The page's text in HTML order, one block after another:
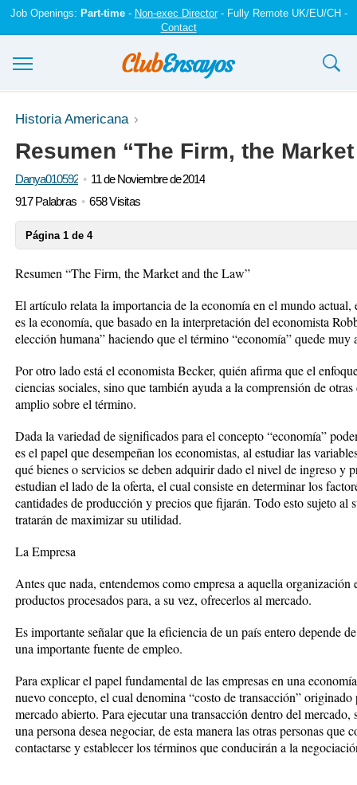
Job Openings: Part-time- Non-exec Director- Fully Remote UK/EU/CH -
Contact
Ensayos y trabajos
Registrarse
Iniciar sesión
Historia Americana
Resumen “The Firm, the
Danya010592
11 de Noviembre de 2014
917 Palabras
658 Visitas
Página 1 de 4
Resumen “The Firm, the Market and the Law”
El artículo relata la importancia de la economía en el mundo
es la economía, que basado en la interpretación del economista
elección humana” haciendo que el término “economía” quede
Por otro lado está el economista Becker, quién afirma que el
ciencias sociales, sino que también ayuda a la comprensión de
amplio sobre el término.
Dada la variedad de significados para el concepto “economía”
es el papel que desempeñan los economistas, al estudiar las
qué bienes o servicios se deben adquirir dado el nivel de ingreso y
estudian el lado de la oferta, el cual consiste en determinar los
cantidades de producción y precios que fijarán. Todo esto sujeto al
tratarán de maximizar su utilidad.
La Empresa
Antes que nada, entendemos como empresa a aquella
productos procesados para, a su vez, ofrecerlos al mercado.
Es importante señalar que la eficiencia de un país entero depende
una importante fuente de empleo.
Para explicar el papel fundamental de las empresas en una
nuevo concepto, el cual denomina “costo de transacción”
mercado abierto. Para ejecutar una transacción dentro del mercado,
una persona desea negociar, de esta manera las otras personas que
contactarse y establecer los términos que conducirán a la